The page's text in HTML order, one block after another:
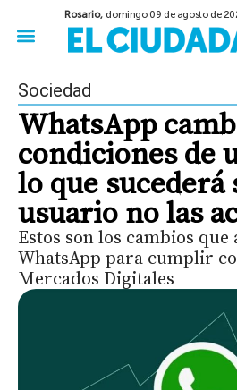
Rosario, domingo 09 de agosto de
Sociedad
WhatsApp
condiciones de
lo que sucederá
usuario no las
Estos son los cambios
WhatsApp para cumplir
Mercados Digitales